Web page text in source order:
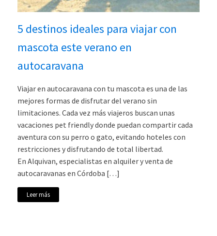
5 destinos ideales para viajar con
mascota este verano en
autocaravana
Viajar en autocaravana con tu mascota es una de las
mejores formas de disfrutar del verano sin
limitaciones. Cada vez más viajeros buscan unas
vacaciones pet friendly donde puedan compartir cada
aventura con su perro o gato, evitando hoteles con
restricciones y disfrutando de total libertad.
En Alquivan, especialistas en alquiler y venta de
autocaravanas en Córdoba […]
Leer más